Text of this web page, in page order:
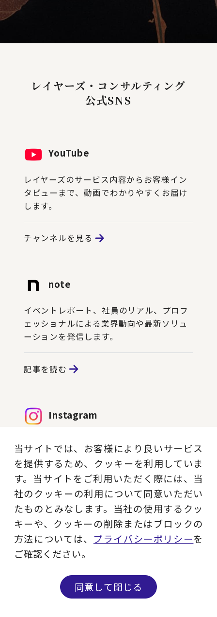
レイヤーズ・コンサルティング
公式SNS
YouTube
レイヤーズのサービス内容からお客様イン
タビューまで、動画でわかりやすくお届け
します。
チャンネルを見る
note
イベントレポート、社員のリアル、プロフ
ェッショナルによる業界動向や最新ソリュ
ーションを発信します。
記事を読む
Instagram
語解説、セミナー情報など実務に役立つコ
ンテンツを発信します。
フォローする
Facebook
画、セミナー情報まで幅広いコンテンツをお
届けします。
当サイトでは、お客様により良いサービス
を提供するため、クッキーを利用していま
す。当サイトをご利用いただく際には、当
社のクッキーの利用について同意いただい
たものとみなします。当社の使用するクッ
キーや、クッキーの削除またはブロックの
方法については、 プライバシーポリシーを
ご確認ください。
同意して閉じる